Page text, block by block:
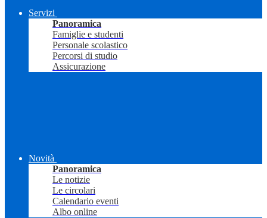
Servizi
Panoramica
Famiglie e studenti
Personale scolastico
Percorsi di studio
Assicurazione
Novità
Panoramica
Le notizie
Le circolari
Calendario eventi
Albo online